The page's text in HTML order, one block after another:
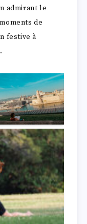
admirant le
de
festive à